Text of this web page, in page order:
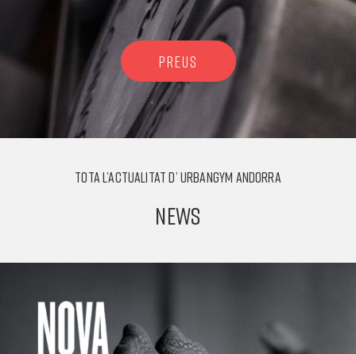
PREUS
TOTA L’ACTUALITAT D’ URBANGYM ANDORRA
NEWS